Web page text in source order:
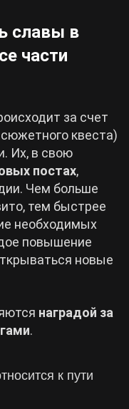
славы в
части
за счет
сюжетного квеста)
Их, в свою
постах,
Чем больше
тем быстрее
необходимых
повышение
новые
наградой за
.
к пути